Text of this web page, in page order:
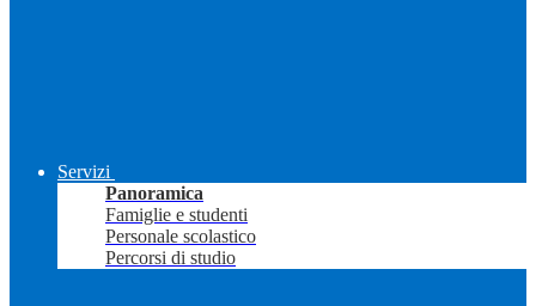
Servizi
Panoramica
Famiglie e studenti
Personale scolastico
Percorsi di studio